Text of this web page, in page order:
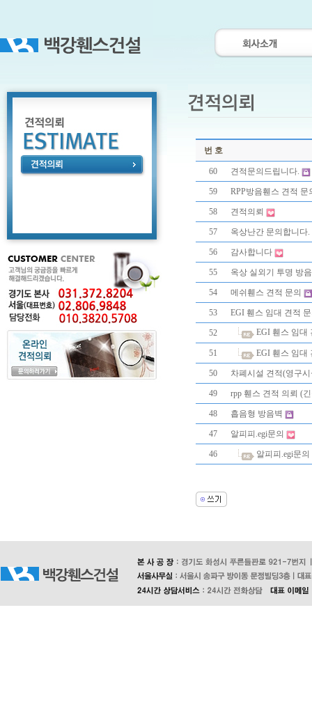
번 호
60 견적문의드립니다.
59 RPP방음휀스 견적 문
58 견적의뢰
57 옥상난간 문의합니다.
56 감사합니다
55 옥상 실외기 투명 방
54 메쉬휀스 견적 문의
53 EGI 휀스 임대 견적
52 EGI 휀스 임대
51 EGI 휀스 임대
50 차폐시설 견적(영구
49 rpp 휀스 견적 의뢰 (
48 흡음형 방음벽
47 알피피.egi문의
46 알피피.egi문의